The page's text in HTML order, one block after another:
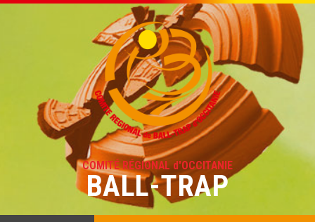
COMITÉ RÉGIONAL d'OCCITANIE
BALL-TRAP